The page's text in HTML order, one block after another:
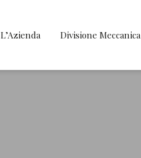
L’Azienda Divisione Meccanica